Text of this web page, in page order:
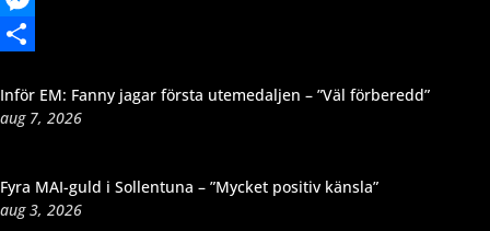
Messenger
Inför EM: Fanny jagar första utemedaljen – ”Väl förberedd”
aug 7, 2026
Fyra MAI-guld i Sollentuna – ”Mycket positiv känsla”
aug 3, 2026